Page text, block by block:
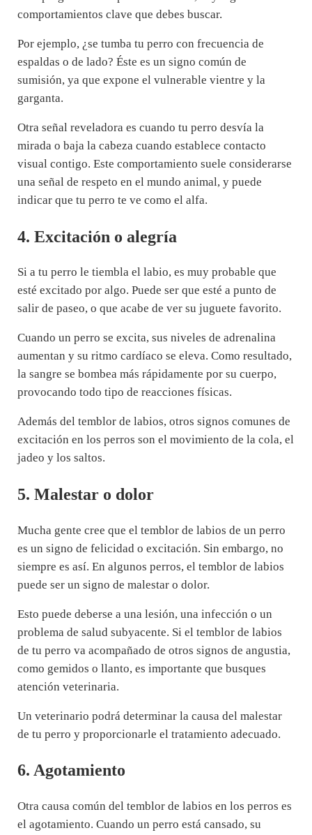
comportamientos clave que debes buscar.
Por ejemplo, ¿se tumba tu perro con frecuencia de
espaldas o de lado? Éste es un signo común de
sumisión, ya que expone el vulnerable vientre y la
garganta.
Otra señal reveladora es cuando tu perro desvía la
mirada o baja la cabeza cuando establece contacto
visual contigo. Este comportamiento suele considerarse
una señal de respeto en el mundo animal, y puede
indicar que tu perro te ve como el alfa.
4. Excitación o alegría
Si a tu perro le tiembla el labio, es muy probable que
esté excitado por algo. Puede ser que esté a punto de
salir de paseo, o que acabe de ver su juguete favorito.
Cuando un perro se excita, sus niveles de adrenalina
aumentan y su ritmo cardíaco se eleva. Como resultado,
la sangre se bombea más rápidamente por su cuerpo,
provocando todo tipo de reacciones físicas.
Además del temblor de labios, otros signos comunes de
excitación en los perros son el movimiento de la cola, el
jadeo y los saltos.
5. Malestar o dolor
Mucha gente cree que el temblor de labios de un perro
es un signo de felicidad o excitación. Sin embargo, no
siempre es así. En algunos perros, el temblor de labios
puede ser un signo de malestar o dolor.
Esto puede deberse a una lesión, una infección o un
problema de salud subyacente. Si el temblor de labios
de tu perro va acompañado de otros signos de angustia,
como gemidos o llanto, es importante que busques
atención veterinaria.
Un veterinario podrá determinar la causa del malestar
de tu perro y proporcionarle el tratamiento adecuado.
6. Agotamiento
Otra causa común del temblor de labios en los perros es
el agotamiento. Cuando un perro está cansado, su